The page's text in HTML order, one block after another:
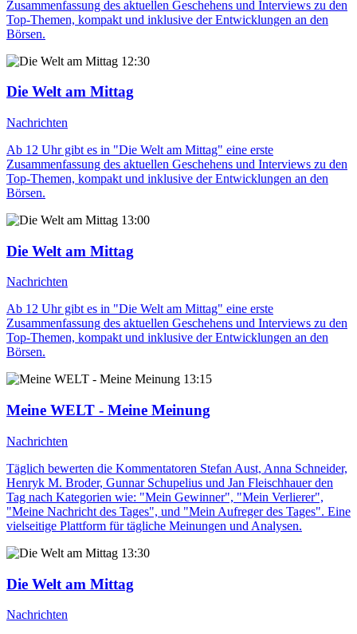
Zusammenfassung des aktuellen Geschehens und Interviews zu den
Top-Themen, kompakt und inklusive der Entwicklungen an den
Börsen.
12:30
Die Welt am Mittag
Nachrichten
Ab 12 Uhr gibt es in "Die Welt am Mittag" eine erste
Zusammenfassung des aktuellen Geschehens und Interviews zu den
Top-Themen, kompakt und inklusive der Entwicklungen an den
Börsen.
13:00
Die Welt am Mittag
Nachrichten
Ab 12 Uhr gibt es in "Die Welt am Mittag" eine erste
Zusammenfassung des aktuellen Geschehens und Interviews zu den
Top-Themen, kompakt und inklusive der Entwicklungen an den
Börsen.
13:15
Meine WELT - Meine Meinung
Nachrichten
Täglich bewerten die Kommentatoren Stefan Aust, Anna Schneider,
Henryk M. Broder, Gunnar Schupelius und Jan Fleischhauer den
Tag nach Kategorien wie: "Mein Gewinner", "Mein Verlierer",
"Meine Nachricht des Tages", und "Mein Aufreger des Tages". Eine
vielseitige Plattform für tägliche Meinungen und Analysen.
13:30
Die Welt am Mittag
Nachrichten